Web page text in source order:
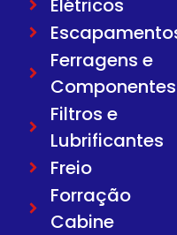
Elétricos
Ferragens e
Componentes
Filtros e
Lubrificantes
Freio
Forração
Cabine